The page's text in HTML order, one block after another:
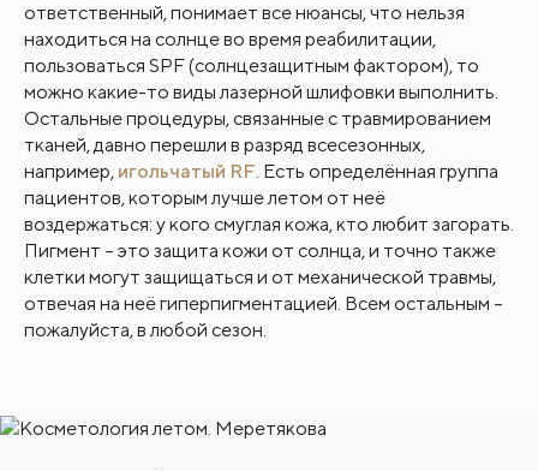
ответственный, понимает все нюансы, что нельзя
находиться на солнце во время реабилитации,
пользоваться SPF (солнцезащитным фактором), то
можно какие-то виды лазерной шлифовки выполнить.
Остальные процедуры, связанные с травмированием
тканей, давно перешли в разряд всесезонных,
например, игольчатый RF. Есть определённая группа
пациентов, которым лучше летом от неё
воздержаться: у кого смуглая кожа, кто любит загорать.
Пигмент – это защита кожи от солнца, и точно также
клетки могут защищаться и от механической травмы,
отвечая на неё гиперпигментацией. Всем остальным –
пожалуйста, в любой сезон.